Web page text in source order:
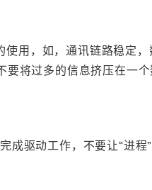
用，如，通讯链路稳定，
要将过多的信息挤压在一
成驱动工作，不要让“进